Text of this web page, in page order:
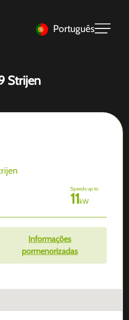
Português
Strijen
Speeds up to
11kW
Informações
pormenorizadas